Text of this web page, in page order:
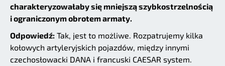
charakteryzowałaby się mniejszą szybkostrzelnością
i ograniczonym obrotem armaty.
Odpowiedź: Tak, jest to możliwe. Rozpatrujemy kilka
kołowych artyleryjskich pojazdów, między innymi
czechosłowacki DANA i francuski CAESAR system.